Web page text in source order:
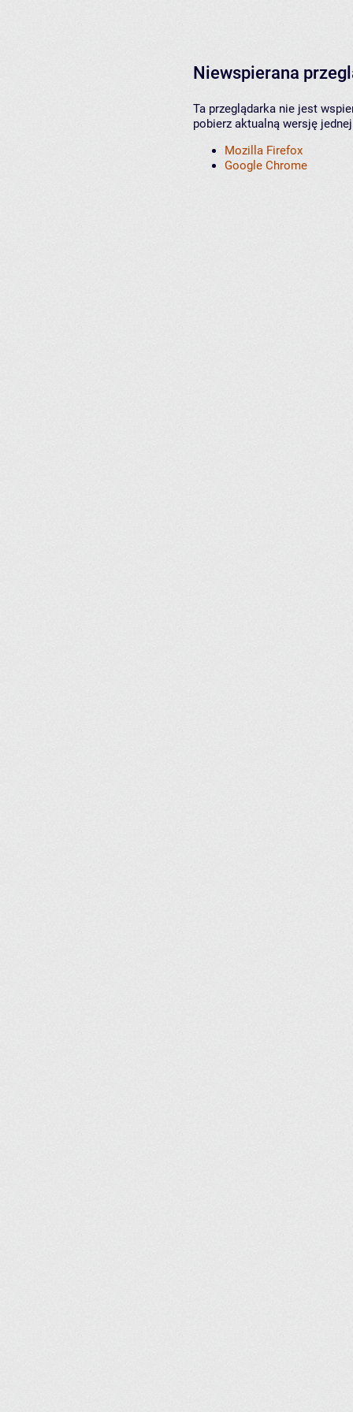
Niewspierana
Ta przeglądarka nie jest
pobierz aktualną wersję
Mozilla Firefox
Google Chrome